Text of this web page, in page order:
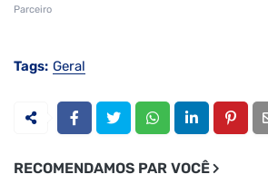
Parceiro
Tags: Geral
RECOMENDAMOS PAR VOCÊ